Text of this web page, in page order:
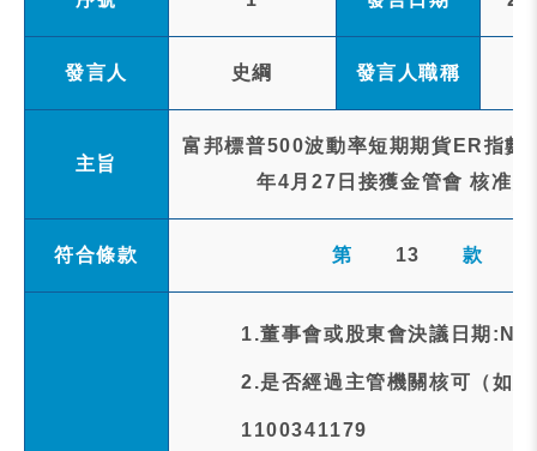
發言人 史綱 發言人職稱
主旨
富邦標普500波動率短期期貨ER指
年4月27日接獲金管會 核准
符合條款 第 13 款
1.董事會或股東會決議日期:NA
2.是否經過主管機關核可（如
1100341179